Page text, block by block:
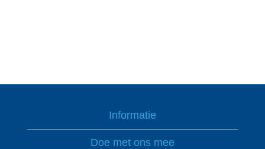
Informatie
Doe met ons mee